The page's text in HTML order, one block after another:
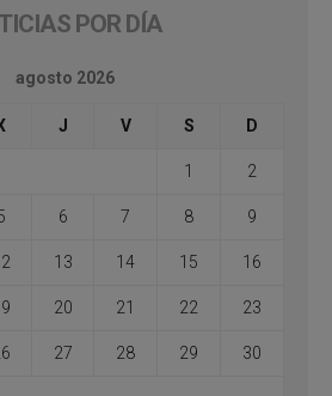
POR DÍA
agosto 2026
J V S D
1 2
6 7 8 9
13 14 15 16
20 21 22 23
27 28 29 30